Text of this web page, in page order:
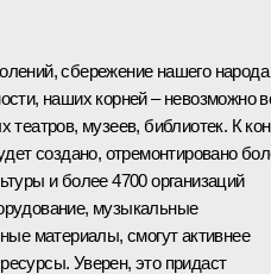
сбережение нашего народа
наших корней – невозможно
театров, музеев, библиотек. К
создано, отремонтировано
и более 4700 организаций
музыкальные
материалы, смогут активнее
Уверен, это придаст